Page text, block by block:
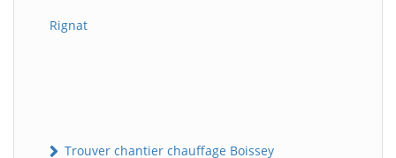
Rignat
Trouver chantier chauffage Boissey